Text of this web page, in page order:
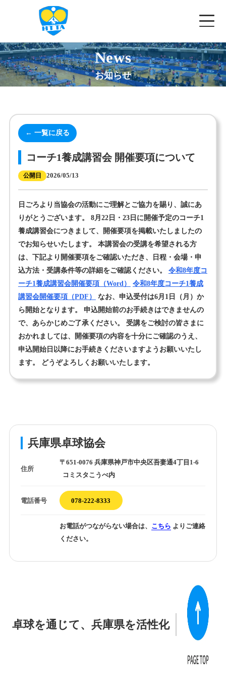
兵庫県卓球協会 ✕
協会概要
お知らせ
大会一覧
講習会等
記録案内
ランキング
登録申請
リンク
お問合せ
News
お知らせ
← 一覧に戻る
コーチ1養成講習会 開催要項について
公開日 2026/05/13
日ごろより当協会の活動にご理解とご協力を賜り、誠にあ
りがとうございます。 8月22日・23日に開催予定のコーチ1
養成講習会につきまして、開催要項を掲載いたしましたの
でお知らせいたします。 本講習会の受講を希望される方
は、下記より開催要項をご確認いただき、日程・会場・申
込方法・受講条件等の詳細をご確認ください。 令和8年度コ
ーチ1養成講習会開催要項（Word）
令和8年度コーチ1養成
講習会開催要項（PDF）
なお、申込受付は6月1日（月）か
ら開始となります。 申込開始前のお手続きはできませんの
で、あらかじめご了承ください。 受講をご検討の皆さまに
おかれましては、開催要項の内容を十分にご確認のうえ、
申込開始日以降にお手続きくださいますようお願いいたし
ます。 どうぞよろしくお願いいたします。
兵庫県卓球協会
住所
〒651-0076 兵庫県神戸市中央区吾妻通4丁目1-6
コミスタこうべ内
電話番号 078-222-8333
お電話がつながらない場合は、 こちら よりご連絡
ください。
卓球を通じて、兵庫県を活性化